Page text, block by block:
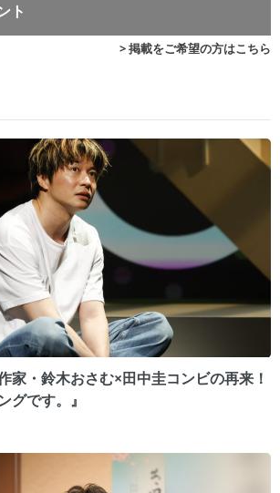
ト
> 掲載をご希望の方はこちら
家・鈴木おさむ×田中圭コンビの再来！
グです。』